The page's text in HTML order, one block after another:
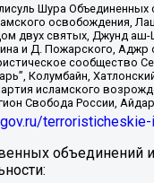
Шура Объединенных
освобождения,
двух святых, Джунд
и Д. Пожарского, Аджр
сообщество
Колумбайн,
исламского
Свобода России,
объединений